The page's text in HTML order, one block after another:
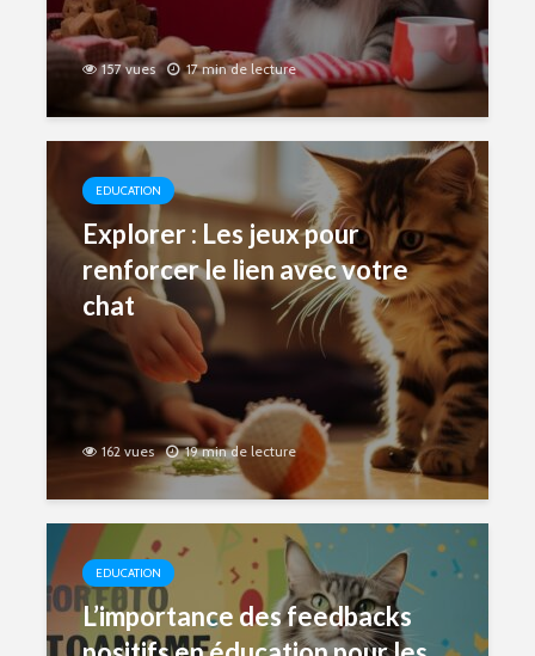
157 vues 17 min de lecture
EDUCATION
Explorer : Les jeux pour
renforcer le lien avec votre
chat
162 vues 19 min de lecture
EDUCATION
L’importance des feedbacks